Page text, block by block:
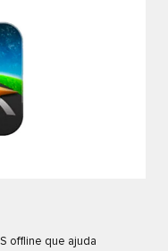
offline que ajuda